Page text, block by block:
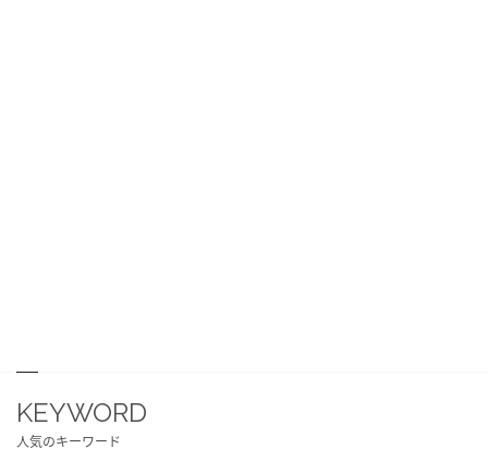
KEYWORD
人気のキーワード